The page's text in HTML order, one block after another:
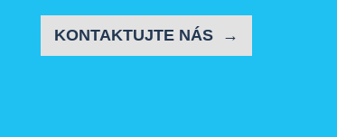
KONTAKTUJTE NÁS